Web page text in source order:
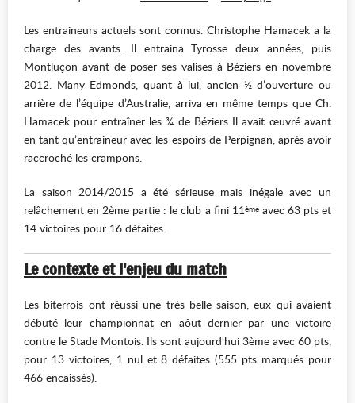
Les entraineurs actuels sont connus. Christophe Hamacek a la
charge des avants. Il entraina Tyrosse deux années, puis
Montluçon avant de poser ses valises à Béziers en novembre
2012. Many Edmonds, quant à lui, ancien ½ d’ouverture ou
arrière de l’équipe d’Australie, arriva en même temps que Ch.
Hamacek pour entraîner les ¾ de Béziers Il avait œuvré avant
en tant qu’entraineur avec les espoirs de Perpignan, après avoir
raccroché les crampons.
La saison 2014/2015 a été sérieuse mais inégale avec un
relâchement en 2ème partie : le club a fini 11èmeavec 63 pts et
14 victoires pour 16 défaites.
Le contexte et l'enjeu du match
Les biterrois ont réussi une très belle saison, eux qui avaient
débuté leur championnat en aôut dernier par une victoire
contre le Stade Montois. Ils sont aujourd'hui 3ème avec 60 pts,
pour 13 victoires, 1 nul et 8 défaites (555 pts marqués pour
466 encaissés).